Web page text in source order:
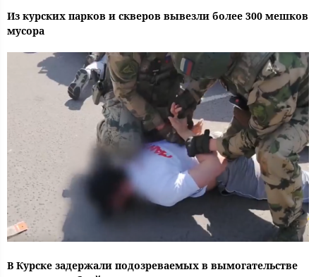
Из курских парков и скверов вывезли более 300 мешков
мусора
В Курске задержали подозреваемых в вымогательстве